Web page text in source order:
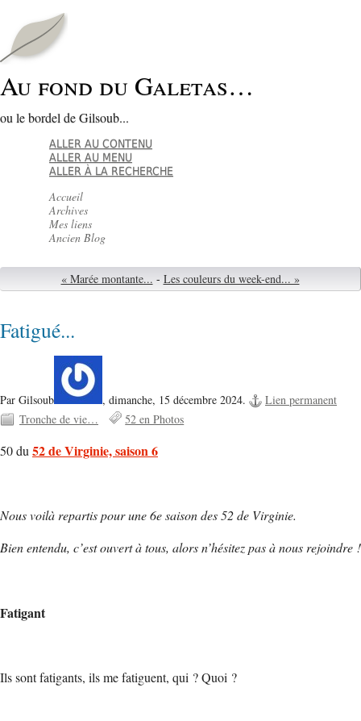
Au fond du Galetas…
ou le bordel de Gilsoub...
ALLER AU CONTENU
ALLER AU MENU
ALLER À LA RECHERCHE
Accueil
Archives
Mes liens
Ancien Blog
« Marée montante... - Les couleurs du week-end... »
Fatigué...
Par Gilsoub , dimanche, 15 décembre 2024.
Lien permanent
Tronche de vie…
52 en Photos
50 du52 de Virginie, saison 6
Nous voilà repartis pour une 6e saison des 52 de Virginie.
Bien entendu, c’est ouvert à tous, alors n’hésitez pas à nous rejoindre !
Fatigant
Ils sont fatigants, ils me fatiguent, qui ? Quoi ?